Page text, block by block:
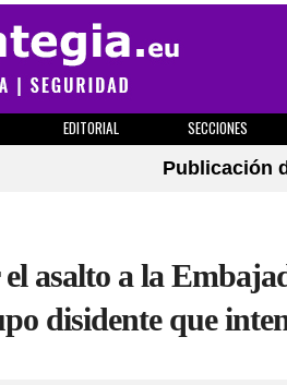
EDITORIAL SECCIONES
Publicación
asalto a la
disidente que